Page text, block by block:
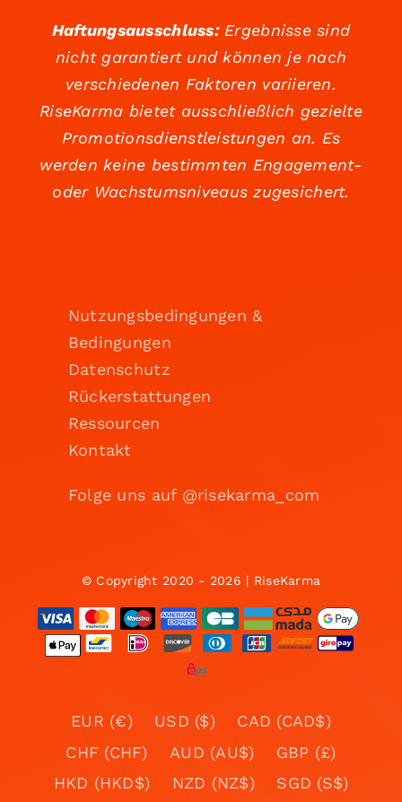
Haftungsausschluss:Ergebnisse sind
nicht garantiert und können je nach
verschiedenen Faktoren variieren.
RiseKarma bietet ausschließlich gezielte
Promotionsdienstleistungen an. Es
werden keine bestimmten Engagement-
oder Wachstumsniveaus zugesichert.
Nutzungsbedingungen &
Bedingungen
Datenschutz
Rückerstattungen
Ressourcen
Kontakt
Folge uns auf @risekarma_com
© Copyright 2020 - 2026 | RiseKarma
EUR (€) USD ($)
CAD (CAD$)
CHF (CHF)
AUD (AU$)
GBP (£)
HKD (HKD$)
NZD (NZ$)
SGD (S$)